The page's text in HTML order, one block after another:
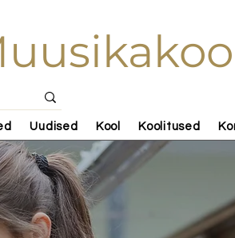
Uudised Kool Koolitused